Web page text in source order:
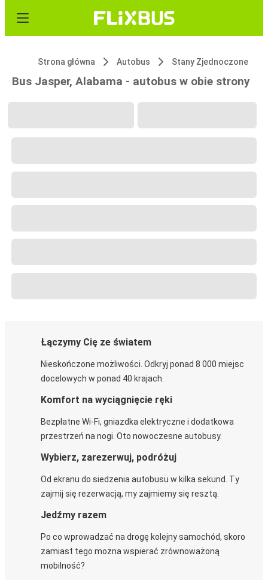
Strona główna Autobus Stany Zjednoczone
Bus Jasper, Alabama - autobus w obie strony
Łączymy Cię ze światem
Nieskończone możliwości. Odkryj ponad 8 000 miejsc
docelowych w ponad 40 krajach.
Komfort na wyciągnięcie ręki
Bezpłatne Wi-Fi, gniazdka elektryczne i dodatkowa
przestrzeń na nogi. Oto nowoczesne autobusy.
Wybierz, zarezerwuj, podróżuj
Od ekranu do siedzenia autobusu w kilka sekund. Ty
zajmij się rezerwacją, my zajmiemy się resztą.
Jedźmy razem
Po co wprowadzać na drogę kolejny samochód, skoro
zamiast tego można wspierać zrównoważoną
mobilność?